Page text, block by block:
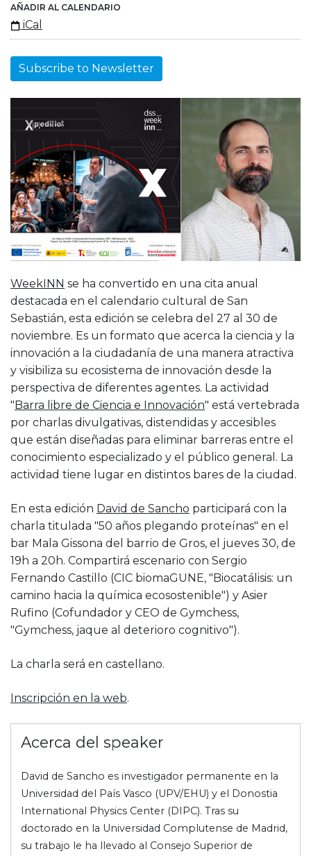
AÑADIR AL CALENDARIO
iCal
Subscribe to Newsletter
WeekINN se ha convertido en una cita anual
destacada en el calendario cultural de San
Sebastián, esta edición se celebra del 27 al 30 de
noviembre. Es un formato que acerca la ciencia y la
innovación a la ciudadanía de una manera atractiva
y visibiliza su ecosistema de innovación desde la
perspectiva de diferentes agentes. La actividad
"Barra libre de Ciencia e Innovación" está vertebrada
por charlas divulgativas, distendidas y accesibles
que están diseñadas para eliminar barreras entre el
conocimiento especializado y el público general. La
actividad tiene lugar en distintos bares de la ciudad.
En esta edición David de Sancho participará con la
charla titulada "50 años plegando proteínas" en el
bar Mala Gissona del barrio de Gros, el jueves 30, de
19h a 20h. Compartirá escenario con Sergio
Fernando Castillo (CIC biomaGUNE, "Biocatálisis: un
camino hacia la química ecosostenible") y Asier
Rufino (Cofundador y CEO de Gymchess,
"Gymchess, jaque al deterioro cognitivo").
La charla será en castellano.
Inscripción en la web.
Acerca del speaker
David de Sancho es investigador permanente en la
Universidad del País Vasco (UPV/EHU) y el Donostia
International Physics Center (DIPC). Tras su
doctorado en la Universidad Complutense de Madrid,
su trabajo le ha llevado al Consejo Superior de